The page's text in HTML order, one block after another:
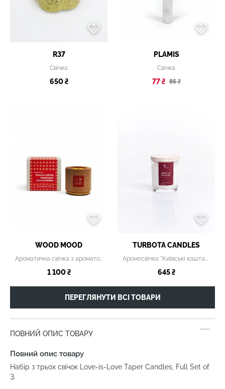
R37
Свічка
650 ₴
PLAMIS
Свічка
77 ₴ 85 ₴
WOOD MOOD
Ароматична свічка з ароматом солодкої ванілі
1 100 ₴
TURBOTA CANDLES
Аромосвічка "Київські каштани"
645 ₴
ПЕРЕГЛЯНУТИ ВСІ ТОВАРИ
ПОВНИЙ ОПИС ТОВАРУ
Повний опис товару
Набір з трьох свічок Love-is-Love Taper Candles, Full Set of
3.